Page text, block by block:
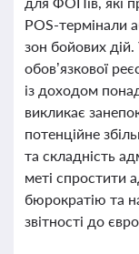
POS-термінали
зон бойових
обов’язкової
із доходом
викликає
потенційне
та складність
меті спростити
бюрократію та
звітності до